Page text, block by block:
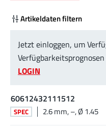
Artikeldaten filtern
Jetzt einloggen, um
LOGIN
60612432111512
SPEC 2.6 mm, –, Ø 1.45